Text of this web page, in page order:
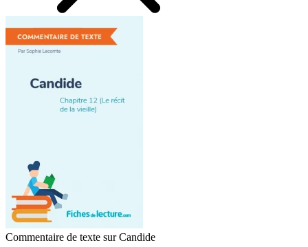
Commentaire de texte sur Candide